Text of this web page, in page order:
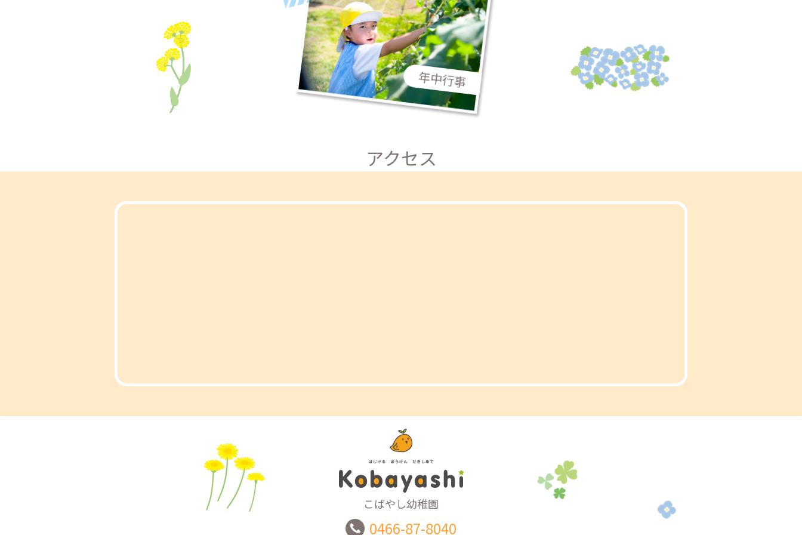
年中行事
アクセス
こばやし幼稚園
0466-87-8040